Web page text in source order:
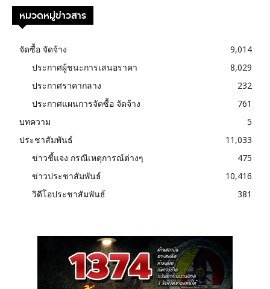
หมวดหมู่ข่าวสาร
จัดซื้อ จัดจ้าง
9,014
ประกาศผู้ชนะการเสนอราคา
8,029
ประกาศราคากลาง
232
ประกาศแผนการจัดซื้อ จัดจ้าง
761
บทความ
5
ประชาสัมพันธ์
11,033
ข่าวชี้แจง กรณีเหตุการณ์ต่างๆ
475
ข่าวประชาสัมพันธ์
10,416
วิดีโอประชาสัมพันธ์
381